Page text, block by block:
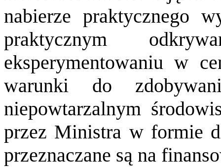
nabierze praktycznego
praktycznym
eksperymentowaniu w
warunki do
niepowtarzalnym
przez Ministra w formie
przeznaczane są na